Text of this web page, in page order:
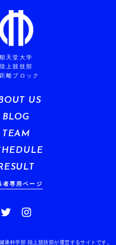
順天堂大学
陸上競技部
離ブロック
US
BLOG
TEAM
者専用ページ
康科学部 陸上競技部が運営するサイトです。